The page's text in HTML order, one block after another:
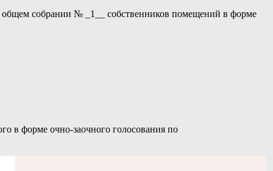
общем собрании № _1__ собственников помещений в форме
очно-заочного голосования по